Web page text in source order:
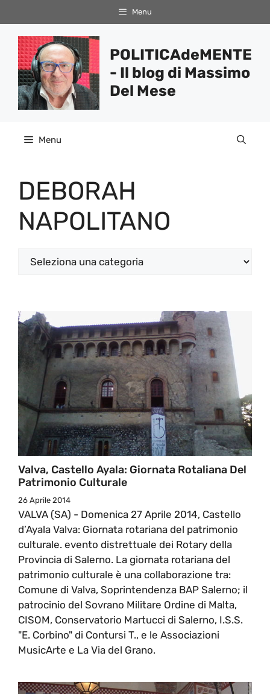
al
contenuto
Menu
POLITICAdeMENTE
- Il blog di Massimo
Del Mese
Menu
DEBORAH
NAPOLITANO
Categorie
Valva, Castello Ayala: Giornata Rotaliana Del
Patrimonio Culturale
26 Aprile 2014
VALVA (SA) - Domenica 27 Aprile 2014, Castello
d’Ayala Valva: Giornata rotariana del patrimonio
culturale. evento distrettuale dei Rotary della
Provincia di Salerno. La giornata rotariana del
patrimonio culturale è una collaborazione tra:
Comune di Valva, Soprintendenza BAP Salerno; il
patrocinio del Sovrano Militare Ordine di Malta,
CISOM, Conservatorio Martucci di Salerno, I.S.S.
"E. Corbino" di Contursi T., e le Associazioni
MusicArte e La Via del Grano.